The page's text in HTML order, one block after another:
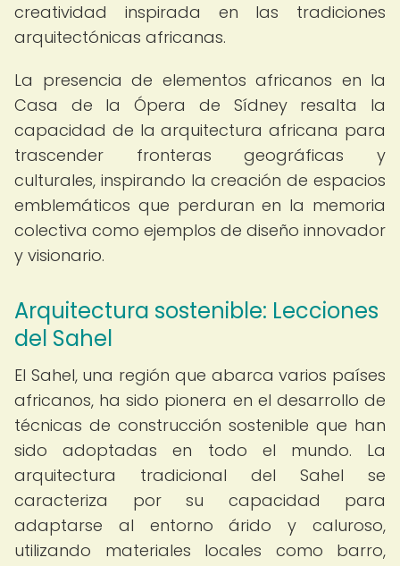
creatividad inspirada en las tradiciones
arquitectónicas africanas.
La presencia de elementos africanos en la
Casa de la Ópera de Sídney resalta la
capacidad de la arquitectura africana para
trascender fronteras geográficas y
culturales, inspirando la creación de espacios
emblemáticos que perduran en la memoria
colectiva como ejemplos de diseño innovador
y visionario.
Arquitectura sostenible: Lecciones
del Sahel
El Sahel, una región que abarca varios países
africanos, ha sido pionera en el desarrollo de
técnicas de construcción sostenible que han
sido adoptadas en todo el mundo. La
arquitectura tradicional del Sahel se
caracteriza por su capacidad para
adaptarse al entorno árido y caluroso,
utilizando materiales locales como barro,